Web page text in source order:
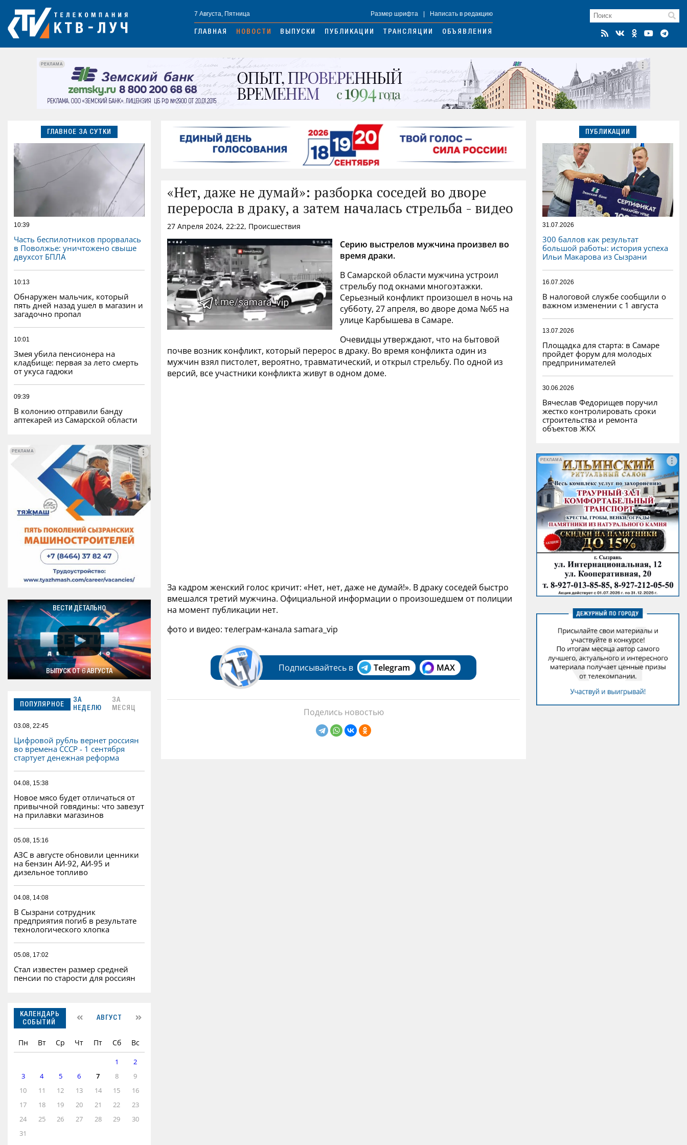
7 Августа, Пятница Размер шрифта Написать в редакцию
ГЛАВНАЯ НОВОСТИ ВЫПУСКИ ПУБЛИКАЦИИ ТРАНСЛЯЦИИ ОБЪЯВЛЕНИЯ
РЕКЛАМА
ГЛАВНОЕ ЗА СУТКИ
10:39
Часть беспилотников прорвалась
в Поволжье: уничтожено свыше
двухсот БПЛА
10:13
Обнаружен мальчик, который
пять дней назад ушел в магазин и
загадочно пропал
10:01
Змея убила пенсионера на
кладбище: первая за лето смерть
от укуса гадюки
09:39
В колонию отправили банду
аптекарей из Самарской области
РЕКЛАМА РЕКЛАМА
ВЕСТИ ДЕТАЛЬНО
ВЫПУСК ОТ 6 АВГУСТА
ПОПУЛЯРНОЕ
ЗА
НЕДЕЛЮ
ЗА
МЕСЯЦ
03.08, 22:45
Цифровой рубль вернет россиян
во времена СССР - 1 сентября
стартует денежная реформа
04.08, 15:38
Новое мясо будет отличаться от
привычной говядины: что завезут
на прилавки магазинов
05.08, 15:16
АЗС в августе обновили ценники
на бензин АИ-92, АИ-95 и
дизельное топливо
04.08, 14:08
В Сызрани сотрудник
предприятия погиб в результате
технологического хлопка
05.08, 17:02
Стал известен размер средней
пенсии по старости для россиян
КАЛЕНДАРЬ
СОБЫТИЙ
АВГУСТ
Пн Вт Ср Чт Пт Сб Вс
1
2
3
4 5 6 7 8
9
10
11 12 13 14 15
16
17
18 19 20 21 22
23
24
25 26 27 28 29
30
31
«Нет, даже не думай»: разборка соседей во дворе
переросла в драку, а затем началась стрельба - видео
27 Апреля 2024, 22:22, Происшествия
Серию выстрелов мужчина произвел во
время драки.
В Самарской области мужчина устроил
стрельбу под окнами многоэтажки.
Серьезный конфликт произошел в ночь на
субботу, 27 апреля, во дворе дома №65 на
улице Карбышева в Самаре.
Очевидцы утверждают, что на бытовой
почве возник конфликт, который перерос в драку. Во время конфликта один из
мужчин взял пистолет, вероятно, травматический, и открыл стрельбу. По одной из
версий, все участники конфликта живут в одном доме.
За кадром женский голос кричит: «Нет, нет, даже не думай!». В драку соседей быстро
вмешался третий мужчина. Официальной информации о произошедшем от полиции
на момент публикации нет.
фото и видео: телеграм-канала samara_vip
Подписывайтесь в Telegram MAX
Поделись новостью
ПУБЛИКАЦИИ
31.07.2026
300 баллов как результат
большой работы: история успеха
Ильи Макарова из Сызрани
16.07.2026
В налоговой службе сообщили о
важном изменении с 1 августа
13.07.2026
Площадка для старта: в Самаре
пройдет форум для молодых
предпринимателей
30.06.2026
Вячеслав Федорищев поручил
жестко контролировать сроки
строительства и ремонта
объектов ЖКХ
РЕКЛАМА